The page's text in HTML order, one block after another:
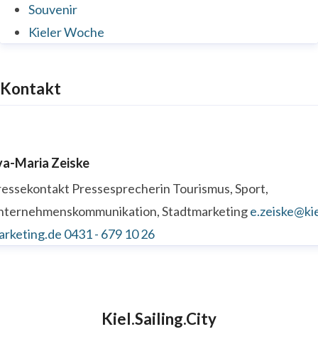
Souvenir
Kieler Woche
Kontakt
Maria Zeiske
Pressesprecherin Tourismus, Sport,
Stadtmarketing
0431 - 679 10 26
Kiel.Sailing.City